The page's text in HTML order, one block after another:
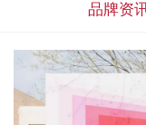
品牌资